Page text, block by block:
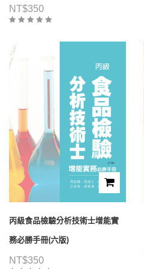
NT$350
丙級食品檢驗分析技術士增能實
務必勝手冊(六版)
NT$350